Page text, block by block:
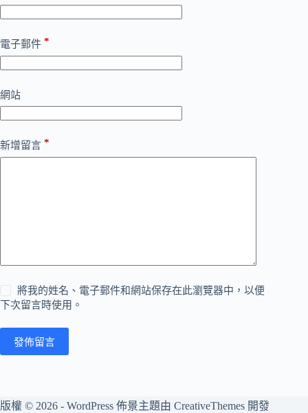
電子郵件 *
網站
新增留言 *
將我的姓名、電子郵件和網站保存在此瀏覽器中，以便
下次留言時使用。
發佈留言
版權 © 2026 - WordPress 佈景主題由 CreativeThemes 開發